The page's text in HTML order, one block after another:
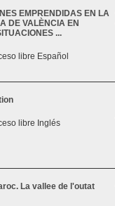
EMPRENDIDAS EN LA
DE VALÈNCIA EN
...
libre Español
libre Inglés
La vallee de l'outat